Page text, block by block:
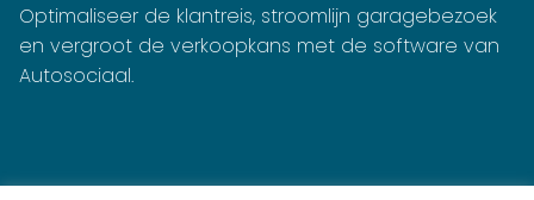
Optimaliseer de klantreis, stroomlijn garagebezoek
en vergroot de verkoopkans met de software van
Autosociaal.